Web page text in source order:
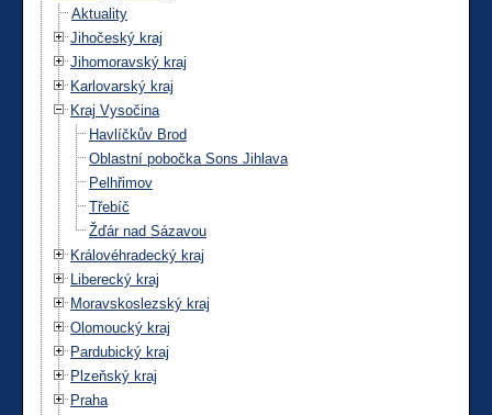
Aktuality
Jihočeský kraj
Jihomoravský kraj
Karlovarský kraj
Kraj Vysočina
Havlíčkův Brod
Oblastní pobočka Sons Jihlava
Pelhřimov
Třebíč
Žďár nad Sázavou
Královéhradecký kraj
Liberecký kraj
Moravskoslezský kraj
Olomoucký kraj
Pardubický kraj
Plzeňský kraj
Praha